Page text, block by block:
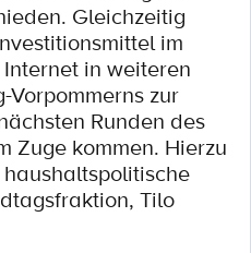
Gleichzeitig
im
in weiteren
Vorpommerns zur
Runden des
Zuge kommen. Hierzu
Tilo